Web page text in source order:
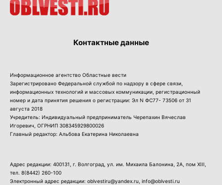
Контактные данные
Информационное агентство Областные вести
Зарегистрировано Федеральной службой по надзору в сфере связи,
информационных технологий и массовых коммуникации, регистрационный
номер и дата принятия решения о регистрации: Эл N ФС77- 73506 от 31
августа 2018
Учредитель: Индивидуальный предприниматель Черепахин Вячеслав
Игоревич, ОГРНИП 308345929800026
Главный редактор: Альбова Екатерина Николаевна
Адрес редакции: 400131, г. Волгоград, ул. им. Михаила Балонина, 2А, пом XIII,
тел. 8(8442) 260-100
Электронный адрес редакции: oblvestiru@yandex.ru, info@oblvesti.ru